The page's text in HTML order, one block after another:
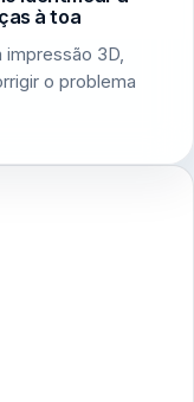
à toa
impressão 3D,
o problema